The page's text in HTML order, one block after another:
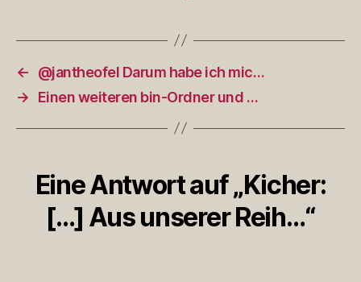
←
@jantheofel Darum habe ich mic…
→
Einen weiteren bin-Ordner und …
Eine Antwort auf „Kicher:
[…] Aus unserer Reih…“